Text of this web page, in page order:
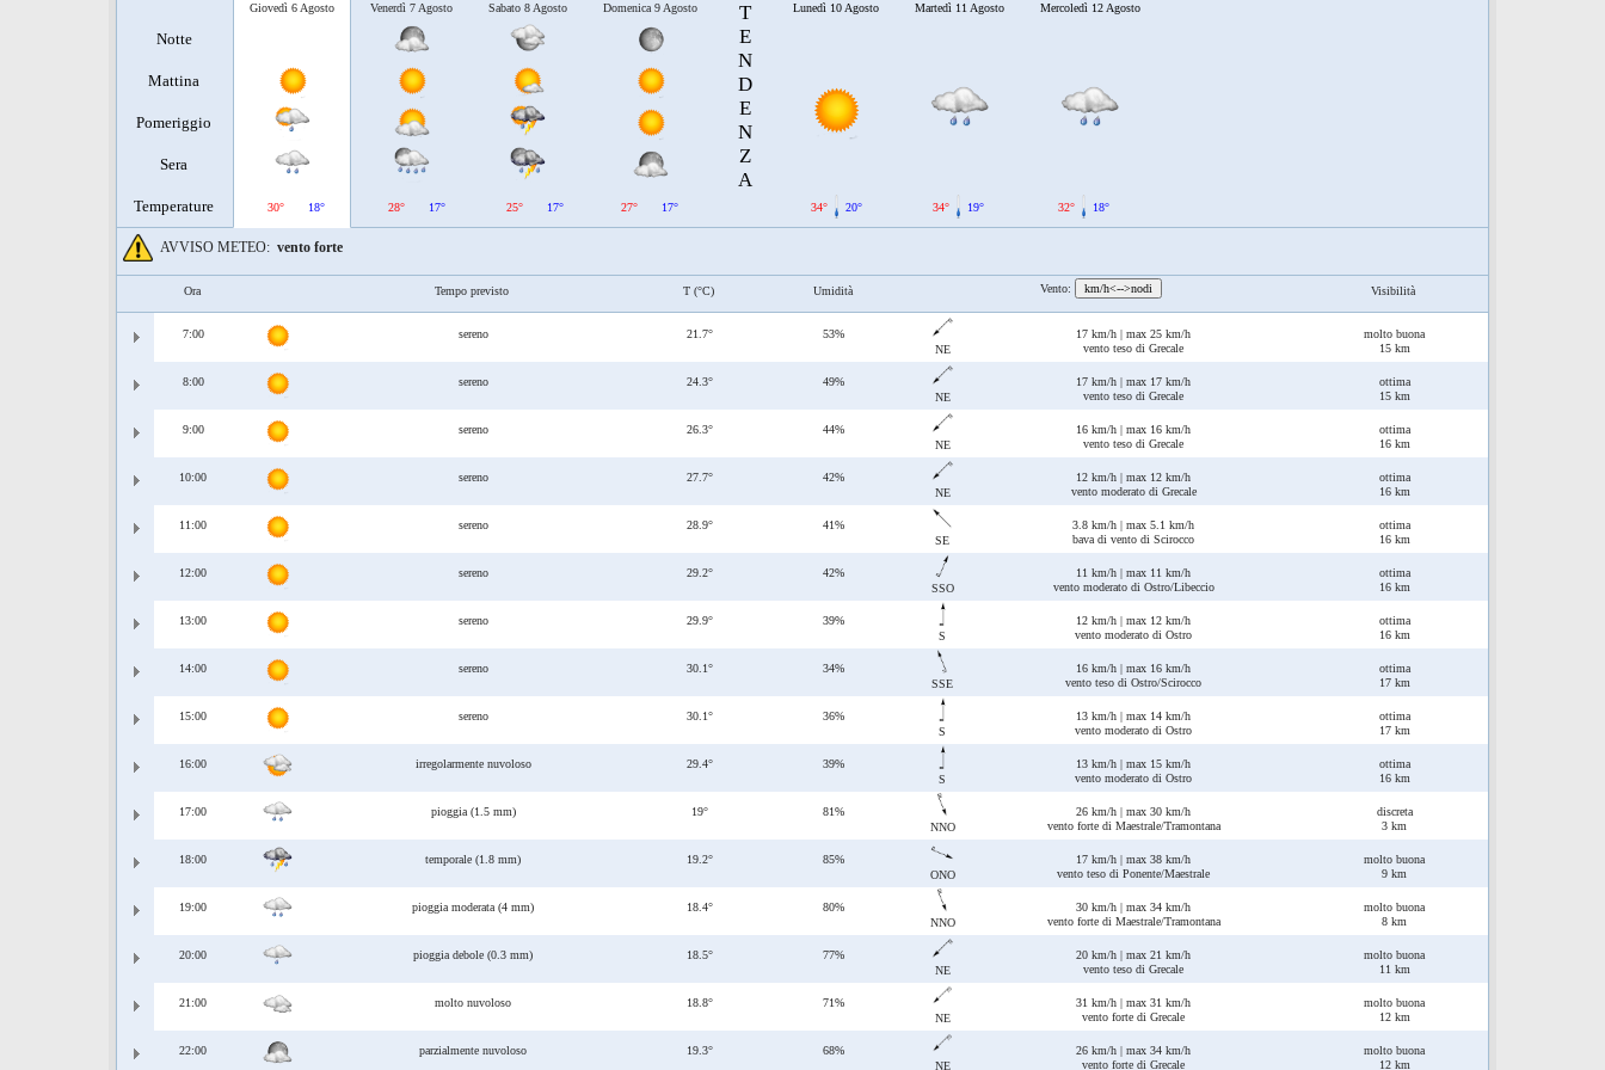
Notte
Mattina
Pomeriggio
Sera
Temperature
Giovedì 6 Agosto
30° 18°
Venerdì 7 Agosto
28° 17°
Sabato 8 Agosto
25° 17°
Domenica 9 Agosto
27° 17°
T
E
N
D
E
N
Z
A
Lunedì 10 Agosto
34° 20°
Martedì 11 Agosto
34° 19°
Mercoledì 12 Agosto
32° 18°
AVVISO METEO: vento forte
Ora Tempo previsto T (°C) Umidità Vento: km/h<-->nodi Visibilità
7:00 sereno 21.7°
53%
NE
17 km/h | max 25 km/h
vento teso di Grecale
molto buona
15 km
8:00 sereno 24.3°
49%
NE
17 km/h | max 17 km/h
vento teso di Grecale
ottima
15 km
9:00 sereno 26.3°
44%
NE
16 km/h | max 16 km/h
vento teso di Grecale
ottima
16 km
10:00 sereno 27.7°
42%
NE
12 km/h | max 12 km/h
vento moderato di Grecale
ottima
16 km
11:00 sereno 28.9°
41%
SE
3.8 km/h | max 5.1 km/h
bava di vento di Scirocco
ottima
16 km
12:00 sereno 29.2°
42%
SSO
11 km/h | max 11 km/h
vento moderato di Ostro/Libeccio
ottima
16 km
13:00 sereno 29.9°
39%
S
12 km/h | max 12 km/h
vento moderato di Ostro
ottima
16 km
14:00 sereno 30.1°
34%
SSE
16 km/h | max 16 km/h
vento teso di Ostro/Scirocco
ottima
17 km
15:00 sereno 30.1°
36%
S
13 km/h | max 14 km/h
vento moderato di Ostro
ottima
17 km
16:00 irregolarmente nuvoloso 29.4°
39%
S
13 km/h | max 15 km/h
vento moderato di Ostro
ottima
16 km
17:00 pioggia (1.5 mm) 19°
81%
NNO
26 km/h | max 30 km/h
vento forte di Maestrale/Tramontana
discreta
3 km
18:00 temporale (1.8 mm) 19.2°
85%
ONO
17 km/h | max 38 km/h
vento teso di Ponente/Maestrale
molto buona
9 km
19:00 pioggia moderata (4 mm) 18.4°
80%
NNO
30 km/h | max 34 km/h
vento forte di Maestrale/Tramontana
molto buona
8 km
20:00 pioggia debole (0.3 mm) 18.5°
77%
NE
20 km/h | max 21 km/h
vento teso di Grecale
molto buona
11 km
21:00 molto nuvoloso 18.8°
71%
NE
31 km/h | max 31 km/h
vento forte di Grecale
molto buona
12 km
22:00 parzialmente nuvoloso 19.3°
68%
NE
26 km/h | max 34 km/h
vento forte di Grecale
molto buona
12 km